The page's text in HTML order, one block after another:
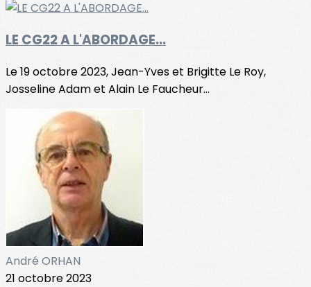
LE CG22 A L'ABORDAGE...
Le 19 octobre 2023, Jean-Yves et Brigitte Le Roy,
Josseline Adam et Alain Le Faucheur...
André ORHAN
21 octobre 2023